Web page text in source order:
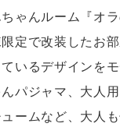
ゃんルーム『オ
定で改装したお
いるデザインを
パジャマ、大人
ームなど、大人